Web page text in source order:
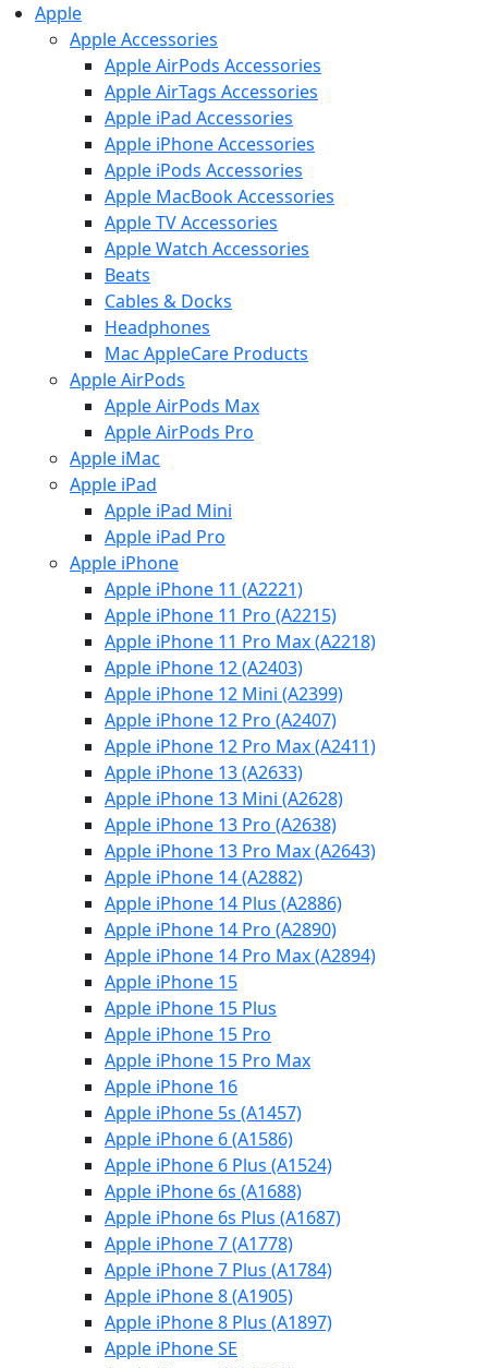
Apple
Apple Accessories
Apple AirPods Accessories
Apple AirTags Accessories
Apple iPad Accessories
Apple iPhone Accessories
Apple iPods Accessories
Apple MacBook Accessories
Apple TV Accessories
Apple Watch Accessories
Beats
Cables & Docks
Headphones
Mac AppleCare Products
Apple AirPods
Apple AirPods Max
Apple AirPods Pro
Apple iMac
Apple iPad
Apple iPad Mini
Apple iPad Pro
Apple iPhone
Apple iPhone 11 (A2221)
Apple iPhone 11 Pro (A2215)
Apple iPhone 11 Pro Max (A2218)
Apple iPhone 12 (A2403)
Apple iPhone 12 Mini (A2399)
Apple iPhone 12 Pro (A2407)
Apple iPhone 12 Pro Max (A2411)
Apple iPhone 13 (A2633)
Apple iPhone 13 Mini (A2628)
Apple iPhone 13 Pro (A2638)
Apple iPhone 13 Pro Max (A2643)
Apple iPhone 14 (A2882)
Apple iPhone 14 Plus (A2886)
Apple iPhone 14 Pro (A2890)
Apple iPhone 14 Pro Max (A2894)
Apple iPhone 15
Apple iPhone 15 Plus
Apple iPhone 15 Pro
Apple iPhone 15 Pro Max
Apple iPhone 16
Apple iPhone 5s (A1457)
Apple iPhone 6 (A1586)
Apple iPhone 6 Plus (A1524)
Apple iPhone 6s (A1688)
Apple iPhone 6s Plus (A1687)
Apple iPhone 7 (A1778)
Apple iPhone 7 Plus (A1784)
Apple iPhone 8 (A1905)
Apple iPhone 8 Plus (A1897)
Apple iPhone SE